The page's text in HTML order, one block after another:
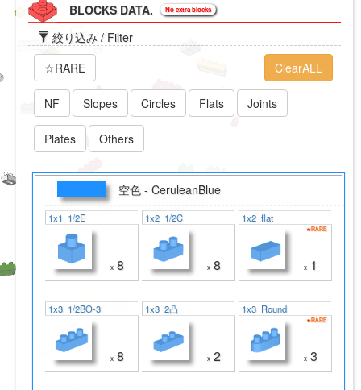
BLOCKS DATA. No extra blocks
絞り込み / Filter
ClearALL
☆RARE
NF Slopes Circles Flats Joints
Plates Others
空色 - CeruleanBlue
1x1 1/2E
x 8
1x2 1/2C
x 8
1x2 flat
x 1
★RARE
☆RARE
1x3 1/2BO-3
x 8
1x3 2凸
x 2
1x3 Round
x 3
★RARE
☆RARE